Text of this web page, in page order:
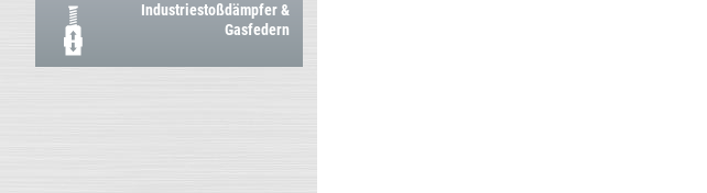
Industriestoßdämpfer &
Gasfedern